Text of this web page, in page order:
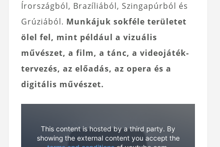
Írországból, Brazíliából, Szingapúrból és
Grúziából. Munkájuk sokféle területet
ölel fel, mint például a vizuális
művészet, a film, a tánc, a videojáték-
tervezés, az előadás, az opera és a
digitális művészet.
This content is hosted by a third party. By
showing the external content you accept the